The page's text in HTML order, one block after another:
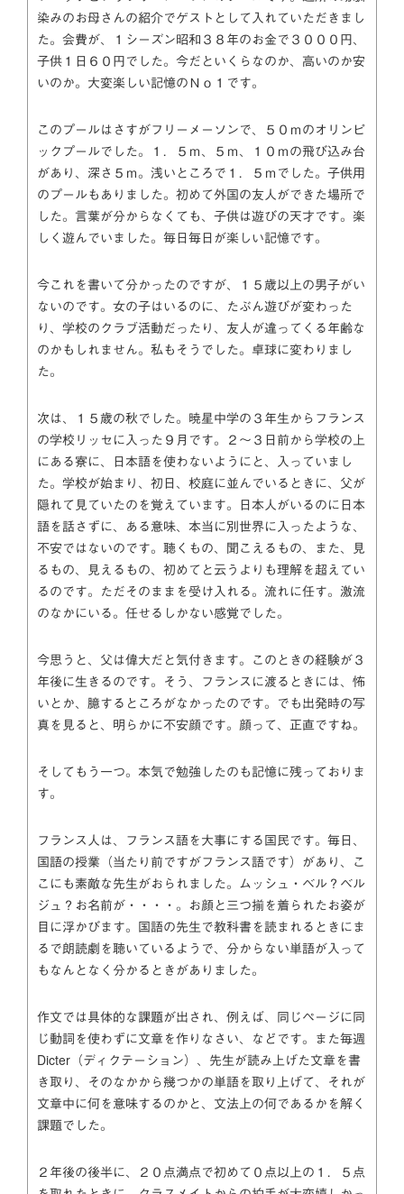
染みのお母さんの紹介でゲストとして入れていただきまし
た。会費が、１シーズン昭和３８年のお金で３０００円、
子供１日６０円でした。今だといくらなのか、高いのか安
いのか。大変楽しい記憶のＮｏ１です。
このプールはさすがフリーメーソンで、５０ｍのオリンピ
ックプールでした。１．５ｍ、５ｍ、１０ｍの飛び込み台
があり、深さ５ｍ。浅いところで１．５ｍでした。子供用
のプールもありました。初めて外国の友人ができた場所で
した。言葉が分からなくても、子供は遊びの天才です。楽
しく遊んでいました。毎日毎日が楽しい記憶です。
今これを書いて分かったのですが、１５歳以上の男子がい
ないのです。女の子はいるのに、たぶん遊びが変わった
り、学校のクラブ活動だったり、友人が違ってくる年齢な
のかもしれません。私もそうでした。卓球に変わりまし
た。
次は、１５歳の秋でした。暁星中学の３年生からフランス
の学校リッセに入った９月です。２～３日前から学校の上
にある寮に、日本語を使わないようにと、入っていまし
た。学校が始まり、初日、校庭に並んでいるときに、父が
隠れて見ていたのを覚えています。日本人がいるのに日本
語を話さずに、ある意味、本当に別世界に入ったような、
不安ではないのです。聴くもの、聞こえるもの、また、見
るもの、見えるもの、初めてと云うよりも理解を超えてい
るのです。ただそのままを受け入れる。流れに任す。激流
のなかにいる。任せるしかない感覚でした。
今思うと、父は偉大だと気付きます。このときの経験が３
年後に生きるのです。そう、フランスに渡るときには、怖
いとか、臆するところがなかったのです。でも出発時の写
真を見ると、明らかに不安顔です。顔って、正直ですね。
そしてもう一つ。本気で勉強したのも記憶に残っておりま
す。
フランス人は、フランス語を大事にする国民です。毎日、
国語の授業（当たり前ですがフランス語です）があり、こ
こにも素敵な先生がおられました。ムッシュ・ベル？ベル
ジュ？お名前が・・・・。お顔と三つ揃を着られたお姿が
目に浮かびます。国語の先生で教科書を読まれるときにま
るで朗読劇を聴いているようで、分からない単語が入って
もなんとなく分かるときがありました。
作文では具体的な課題が出され、例えば、同じページに同
じ動詞を使わずに文章を作りなさい、などです。また毎週
Dicter（ディクテーション）、先生が読み上げた文章を書
き取り、そのなかから幾つかの単語を取り上げて、それが
文章中に何を意味するのかと、文法上の何であるかを解く
課題でした。
２年後の後半に、２０点満点で初めて０点以上の１．５点